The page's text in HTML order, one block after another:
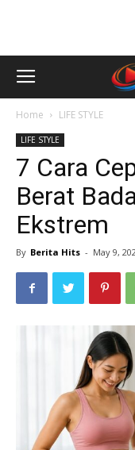
Home LIFE STYLE
LIFE STYLE
7 Cara
Berat
Ekstrem
By Berita Hits - May 9,